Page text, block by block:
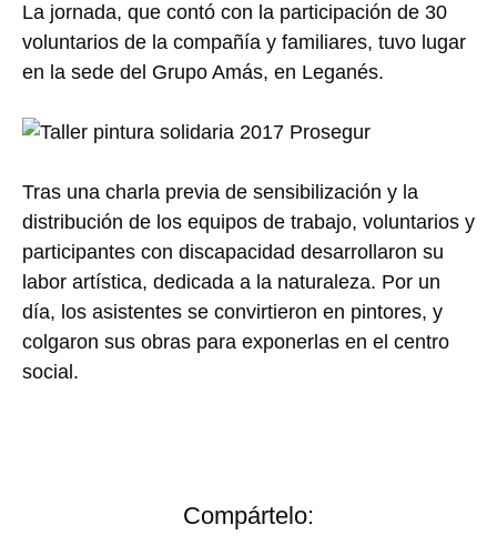
La jornada, que contó con la participación de 30
voluntarios de la compañía y familiares, tuvo lugar
en la sede del Grupo Amás, en Leganés.
Tras una charla previa de sensibilización y la
distribución de los equipos de trabajo, voluntarios y
participantes con discapacidad desarrollaron su
labor artística, dedicada a la naturaleza. Por un
día, los asistentes se convirtieron en pintores, y
colgaron sus obras para exponerlas en el centro
social.
Compártelo: